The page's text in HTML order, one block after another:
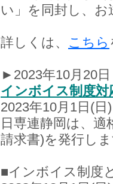
い」を同封し、
詳しくは、 こちら
►2023年10月20日
インボイス制度
2023年10月1日(
日専連静岡は、
請求書)を発行し
■インボイス制度